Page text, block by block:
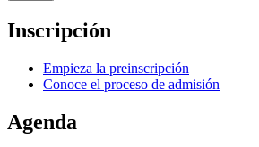
Inscripción
Empieza la preinscripción
Conoce el proceso de admisión
Agenda